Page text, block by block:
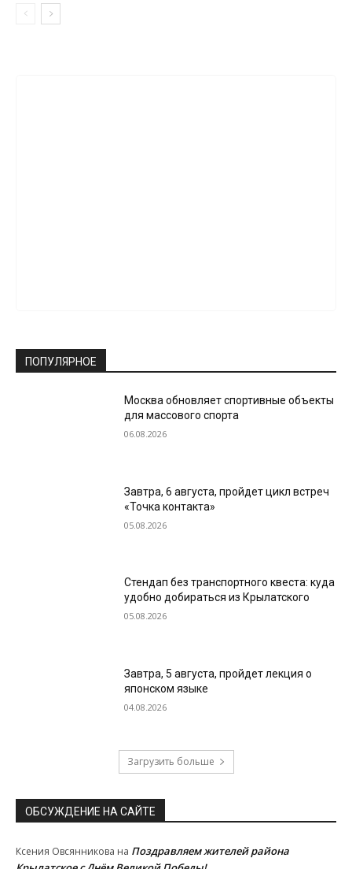
ПОПУЛЯРНОЕ
Москва обновляет спортивные объекты
для массового спорта
06.08.2026
Завтра, 6 августа, пройдет цикл встреч
«Точка контакта»
05.08.2026
Стендап без транспортного квеста: куда
удобно добираться из Крылатского
05.08.2026
Завтра, 5 августа, пройдет лекция о
японском языке
04.08.2026
Загрузить больше
ОБСУЖДЕНИЕ НА САЙТЕ
Ксения Овсянникова на Поздравляем жителей района